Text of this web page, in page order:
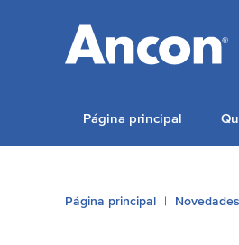
Página principal
Usted
Página principal Novedades